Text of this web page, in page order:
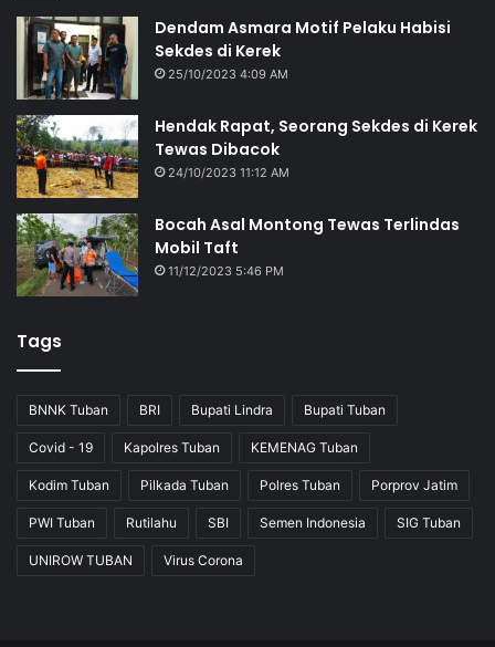
Dendam Asmara Motif Pelaku Habisi
Sekdes di Kerek
25/10/2023 4:09 AM
Hendak Rapat, Seorang Sekdes di Kerek
Tewas Dibacok
24/10/2023 11:12 AM
Bocah Asal Montong Tewas Terlindas
Mobil Taft
11/12/2023 5:46 PM
Tags
BNNK Tuban BRI Bupati Lindra Bupati Tuban
Covid - 19 Kapolres Tuban KEMENAG Tuban
Kodim Tuban Pilkada Tuban Polres Tuban Porprov Jatim
PWI Tuban Rutilahu SBI Semen Indonesia SIG Tuban
UNIROW TUBAN Virus Corona